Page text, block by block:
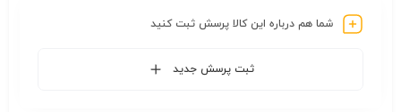
شما هم درباره این کالا پرسش ثبت کنید
ثبت پرسش جدید